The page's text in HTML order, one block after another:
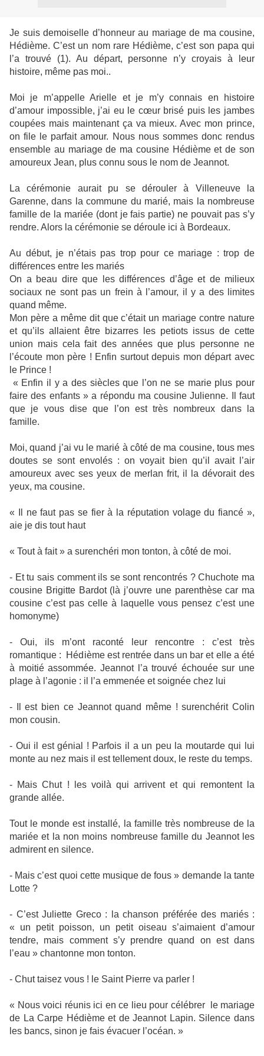
Je suis demoiselle d’honneur au mariage de ma cousine,
Hédième. C’est un nom rare Hédième, c’est son papa qui
l’a trouvé (1). Au départ, personne n’y croyais à leur
histoire, même pas moi..
Moi je m’appelle Arielle et je m’y connais en histoire
d’amour impossible, j’ai eu le cœur brisé puis les jambes
coupées mais maintenant ça va mieux. Avec mon prince,
on file le parfait amour. Nous nous sommes donc rendus
ensemble au mariage de ma cousine Hédième et de son
amoureux Jean, plus connu sous le nom de Jeannot.
La cérémonie aurait pu se dérouler à Villeneuve la
Garenne, dans la commune du marié, mais la nombreuse
famille de la mariée (dont je fais partie) ne pouvait pas s’y
rendre. Alors la cérémonie se déroule ici à Bordeaux.
Au début, je n’étais pas trop pour ce mariage : trop de
différences entre les mariés
On a beau dire que les différences d’âge et de milieux
sociaux ne sont pas un frein à l’amour, il y a des limites
quand même.
Mon père a même dit que c’était un mariage contre nature
et qu’ils allaient être bizarres les petiots issus de cette
union mais cela fait des années que plus personne ne
l’écoute mon père ! Enfin surtout depuis mon départ avec
le Prince !
« Enfin il y a des siècles que l’on ne se marie plus pour
faire des enfants » a répondu ma cousine Julienne. Il faut
que je vous dise que l’on est très nombreux dans la
famille.
Moi, quand j’ai vu le marié à côté de ma cousine, tous mes
doutes se sont envolés : on voyait bien qu’il avait l’air
amoureux avec ses yeux de merlan frit, il la dévorait des
yeux, ma cousine.
« Il ne faut pas se fier à la réputation volage du fiancé »,
aie je dis tout haut
« Tout à fait » a surenchéri mon tonton, à côté de moi.
- Et tu sais comment ils se sont rencontrés ? Chuchote ma
cousine Brigitte Bardot (là j’ouvre une parenthèse car ma
cousine c’est pas celle à laquelle vous pensez c’est une
homonyme)
- Oui, ils m’ont raconté leur rencontre : c’est très
romantique : Hédième est rentrée dans un bar et elle a été
à moitié assommée. Jeannot l’a trouvé échouée sur une
plage à l’agonie : il l’a emmenée et soignée chez lui
- Il est bien ce Jeannot quand même ! surenchérit Colin
mon cousin.
- Oui il est génial ! Parfois il a un peu la moutarde qui lui
monte au nez mais il est tellement doux, le reste du temps.
- Mais Chut ! les voilà qui arrivent et qui remontent la
grande allée.
Tout le monde est installé, la famille très nombreuse de la
mariée et la non moins nombreuse famille du Jeannot les
admirent en silence.
- Mais c’est quoi cette musique de fous » demande la tante
Lotte ?
- C’est Juliette Greco : la chanson préférée des mariés :
« un petit poisson, un petit oiseau s’aimaient d’amour
tendre, mais comment s’y prendre quand on est dans
l’eau » chantonne mon tonton.
- Chut taisez vous ! le Saint Pierre va parler !
« Nous voici réunis ici en ce lieu pour célébrer le mariage
de La Carpe Hédième et de Jeannot Lapin. Silence dans
les bancs, sinon je fais évacuer l’océan. »